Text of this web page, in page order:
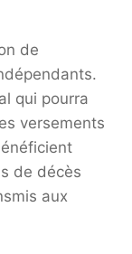
de
qui pourra
versements
de décès
aux